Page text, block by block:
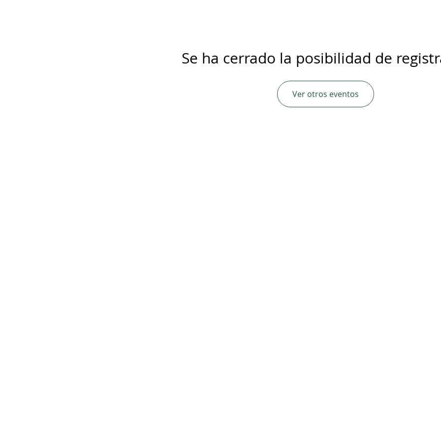
Se ha cerrado la posibilidad de
Ver otros eventos